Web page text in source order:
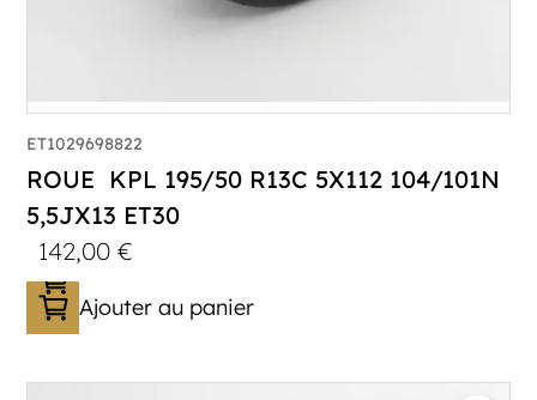
ET1029698822
ROUE KPL 195/50 R13C 5X112 104/101N
5,5JX13 ET30
142,00€
Ajouter au panier